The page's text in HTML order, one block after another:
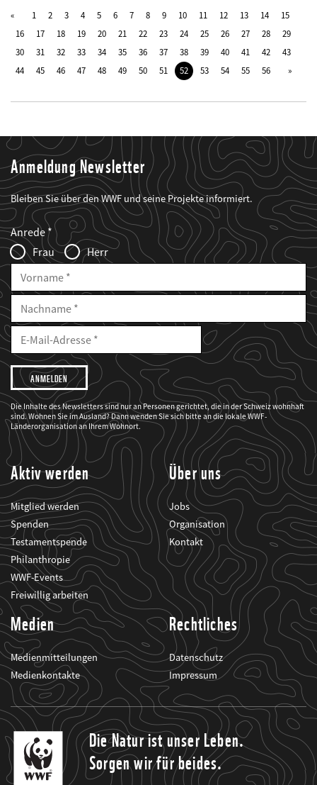
1 2 3 4 5 6 7 8 9 10 11 12 13 14
15
16
17 18 19 20 21 22 23 24 25 26 27 28
29
30
31 32 33 34 35 36 37 38 39 40 41 42
43
44
45 46 47 48 49 50 51 52 53 54 55 56
Anmeldung Newsletter
Bleiben Sie über den WWF und seine Projekte informiert.
Web2Case
Infofelder
Fieldset
anrede_name
Anrede
Frau
Herr
Vorname
Nachname
E-
Mailadresse
E-
Adresse
Ich
möchte,
dass
der
WWF
mich
über
seine
Projekte
informiert.
Die Inhalte des Newsletters sind nur an Personen gerichtet, die in der Schweiz wohnhaft
sind. Wohnen Sie im Ausland? Dann wenden Sie sich bitte an die lokale WWF-
Länderorganisation an Ihrem Wohnort.
Aktiv werden
Mitglied werden
Spenden
Testamentspende
Philanthropie
WWF-Events
Freiwillig arbeiten
Über uns
Jobs
Organisation
Kontakt
Medien
Medienmitteilungen
Medienkontakte
Rechtliches
Datenschutz
Impressum
Die Natur ist unser Leben.
Sorgen wir für beides.